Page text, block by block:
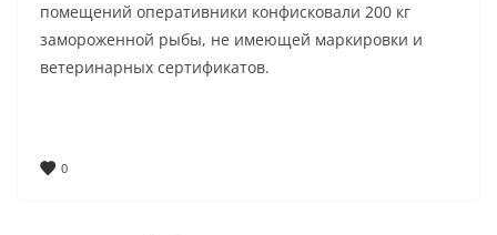
помещений оперативники конфисковали 200 кг
замороженной рыбы, не имеющей маркировки и
ветеринарных сертификатов.
0